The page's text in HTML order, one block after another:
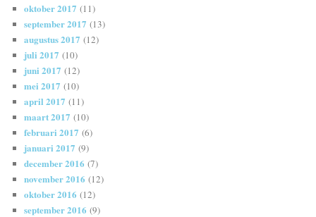
oktober 2017 (11)
september 2017 (13)
augustus 2017 (12)
juli 2017 (10)
juni 2017 (12)
mei 2017 (10)
april 2017 (11)
maart 2017 (10)
februari 2017 (6)
januari 2017 (9)
december 2016 (7)
november 2016 (12)
oktober 2016 (12)
september 2016 (9)